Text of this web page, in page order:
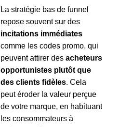
La stratégie bas de funnel
repose souvent sur des
incitations immédiates
comme les codes promo, qui
peuvent attirer des acheteurs
opportunistes plutôt que
des clients fidèles. Cela
peut éroder la valeur perçue
de votre marque, en habituant
les consommateurs à